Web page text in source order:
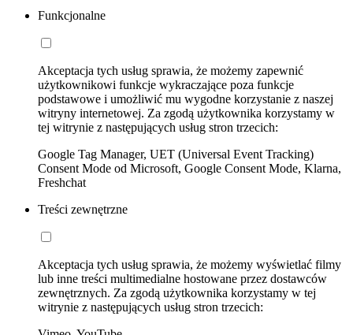
Funkcjonalne
Akceptacja tych usług sprawia, że możemy zapewnić
użytkownikowi funkcje wykraczające poza funkcje
podstawowe i umożliwić mu wygodne korzystanie z naszej
witryny internetowej. Za zgodą użytkownika korzystamy w
tej witrynie z następujących usług stron trzecich:
Google Tag Manager, UET (Universal Event Tracking)
Consent Mode od Microsoft, Google Consent Mode, Klarna,
Freshchat
Treści zewnętrzne
Akceptacja tych usług sprawia, że możemy wyświetlać filmy
lub inne treści multimedialne hostowane przez dostawców
zewnętrznych. Za zgodą użytkownika korzystamy w tej
witrynie z następujących usług stron trzecich: